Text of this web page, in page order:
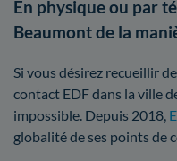
En physique ou par
Beaumont de la
Si vous désirez recueillir
contact EDF dans la ville
impossible. Depuis 2018,
globalité de ses points de